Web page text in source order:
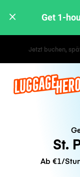
Get 1-
St.
Ab €1/